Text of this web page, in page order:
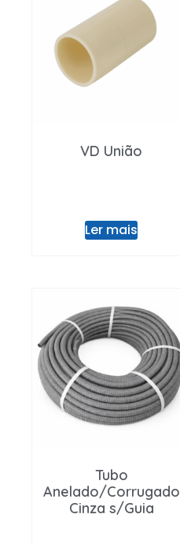
VD União
Ler mais
Tubo
Anelado/Corrugado
Cinza s/Guia